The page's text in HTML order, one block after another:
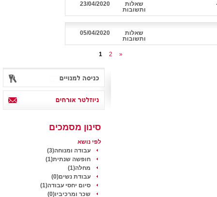
23/04/2020
שאלות
ותשובות
05/04/2020
שאלות
ותשובות
1 2 »
סינון מסמכים
לפי נושא
עבודה ומנוחה(3)
חופשה שנתית(1)
מחלה(1)
עבודת נשים(0)
סיום יחסי עבודה(1)
שכר ומרכיביו(0)